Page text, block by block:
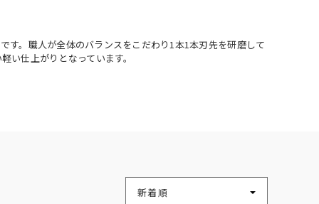
す。職人が全体のバランスをこだわり1本1本刃先を研磨して
い仕上がりとなっています。
並び替え
新着順